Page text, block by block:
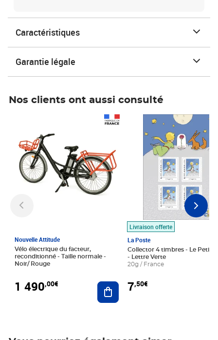
Caractéristiques
Garantie légale
Nos clients ont aussi consulté
Nouvelle Attitude
Vélo électrique du facteur,
reconditionné - Taille normale -
Noir/ Rouge
1 490,00€ Ajouter au panier
Livraison offerte
La Poste
Collector 4 timbres - Le Petit
- Lettre Verte
20g / France
7,50€
Prix 7,50€